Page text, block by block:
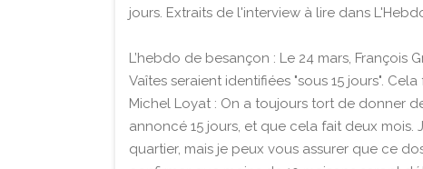
jours. Extraits de l'interview à lire dans
L’hebdo de besançon : Le 24 mars, François
Vaîtes seraient identifiées "sous 15 jours".
Michel Loyat : On a toujours tort de donner
annoncé 15 jours, et que cela fait deux
quartier, mais je peux vous assurer que ce